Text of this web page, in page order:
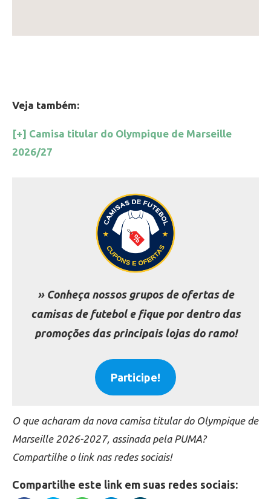
Veja também:
[+] Camisa titular do Olympique de Marseille
2026/27
» Conheça nossos grupos de ofertas de
camisas de futebol e fique por dentro das
promoções das principais lojas do ramo!
Participe!
O que acharam da nova camisa titular do Olympique de
Marseille 2026-2027, assinada pela PUMA?
Compartilhe o link nas redes sociais!
Compartilhe este link em suas redes sociais: